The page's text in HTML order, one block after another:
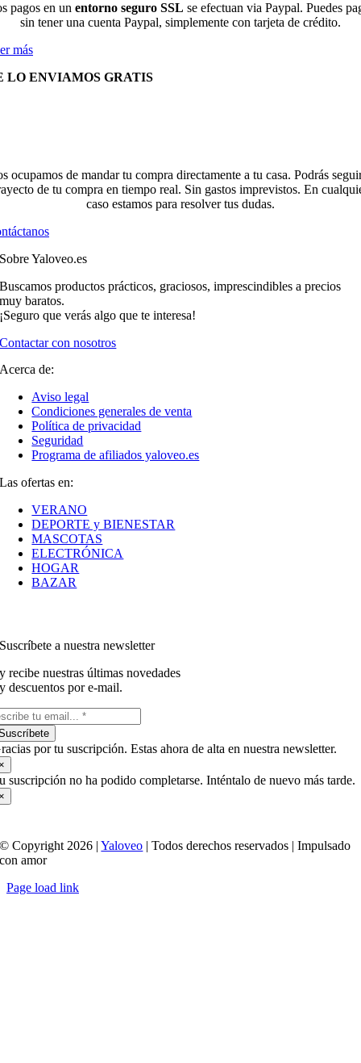
pagos en un entorno seguro SSL se efectuan via Paypal. Puedes
sin tener una cuenta Paypal, simplemente con tarjeta de crédito.
más
LO ENVIAMOS GRATIS
ocupamos de mandar tu compra directamente a tu casa. Podrás
de tu compra en tiempo real. Sin gastos imprevistos. En
caso estamos para resolver tus dudas.
Sobre Yaloveo.es
Buscamos productos prácticos, graciosos, imprescindibles a precios
muy baratos.
¡Seguro que verás algo que te interesa!
Contactar con nosotros
Acerca de:
Aviso legal
Condiciones generales de venta
Política de privacidad
Seguridad
Programa de afiliados yaloveo.es
Las ofertas en:
VERANO
DEPORTE y BIENESTAR
MASCOTAS
ELECTRÓNICA
HOGAR
BAZAR
Suscríbete a nuestra newsletter
y recibe nuestras últimas novedades
y descuentos por e-mail.
por tu suscripción. Estas ahora de alta en nuestra newsletter.
suscripción no ha podido completarse. Inténtalo de nuevo más tarde.
© Copyright 2026 |Yaloveo | Todos derechos reservados | Impulsado
con amor
Page load link